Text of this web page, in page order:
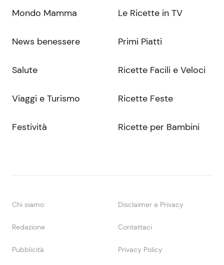
Mondo Mamma
News benessere
Salute
Viaggi e Turismo
Festività
Le Ricette in TV
Primi Piatti
Ricette Facili e Veloci
Ricette Feste
Ricette per Bambini
Chi siamo Disclaimer e Privacy
Redazione Contattaci
Pubblicità Privacy Policy